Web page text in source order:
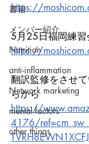
書籍
メンバー紹介
Nutrition
anti-inflammation
Network marketing
mental factors
other things
https://
5月25日福岡練習
https://
翻訳監修をさせ
らから
https://
4176/